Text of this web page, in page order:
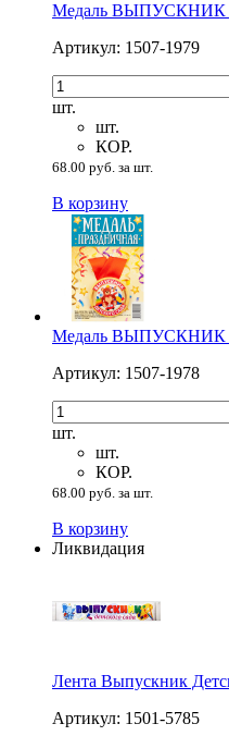
Медаль ВЫПУСКНИК
Артикул: 1507-1979
шт.
шт.
КОР.
68.00 руб. за шт.
В корзину
Медаль
Артикул: 1507-1978
шт.
шт.
КОР.
68.00 руб. за шт.
В корзину
Ликвидация
Лента Выпускник
Артикул: 1501-5785